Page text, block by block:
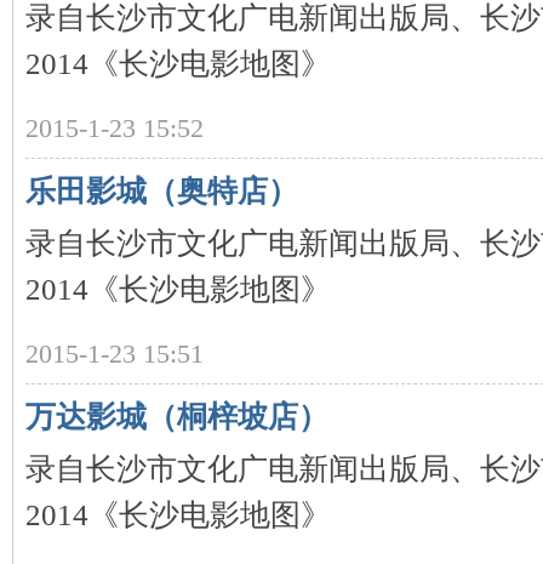
录自长沙市文化广电新闻出版局、长
2014《长沙电影地图》
2015-1-23 15:52
乐田影城（奥特店）
录自长沙市文化广电新闻出版局、长
2014《长沙电影地图》
2015-1-23 15:51
万达影城（桐梓坡店）
录自长沙市文化广电新闻出版局、长
2014《长沙电影地图》